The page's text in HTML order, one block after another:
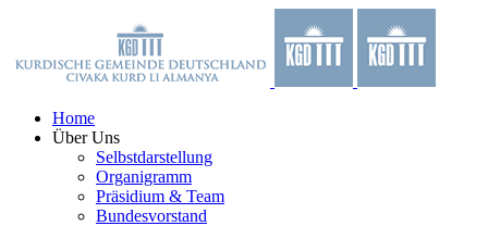
springen
Home
Über Uns
Selbstdarstellung
Organigramm
Präsidium & Team
Bundesvorstand